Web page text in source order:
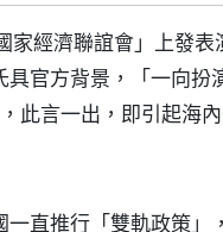
經濟聯誼會」上發
官方背景，「一向扮
此言一出，即引起海
直推行「雙軌政策」